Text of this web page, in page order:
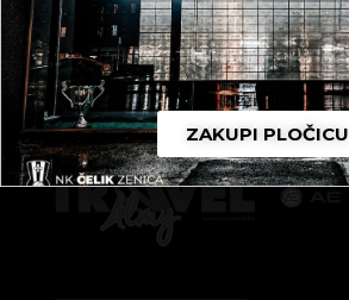
ZAKUPI PLOČICU